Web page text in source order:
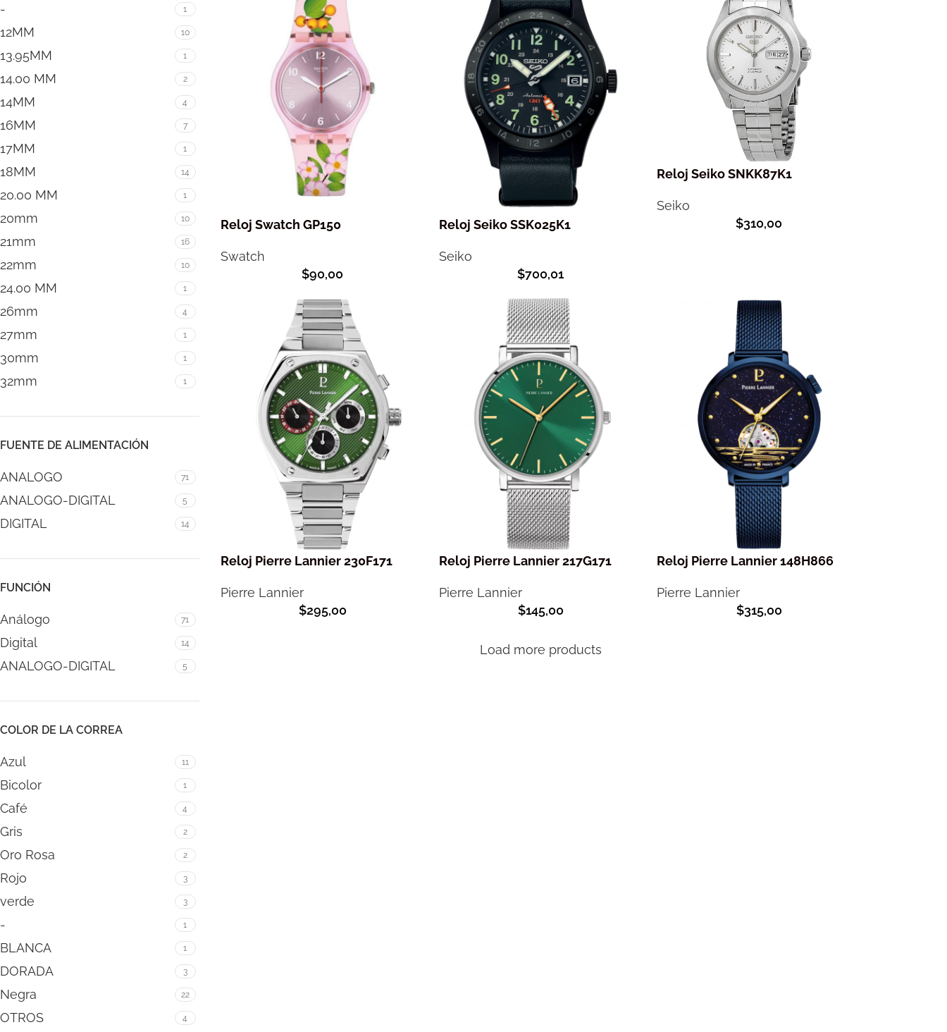
- 1
12MM 10
13.95MM 1
14.00 MM 2
14MM 4
16MM 7
17MM 1
18MM 14
20.00 MM 1
20mm 10
21mm 16
22mm 10
24.00 MM 1
26mm 4
27mm 1
30mm 1
32mm 1
FUENTE DE ALIMENTACIÓN
ANALOGO 71
ANALOGO-DIGITAL 5
DIGITAL 14
FUNCIÓN
Análogo 71
Digital 14
ANALOGO-DIGITAL 5
COLOR DE LA CORREA
Azul 11
Bicolor 1
Café 4
Gris 2
Oro Rosa 2
Rojo 3
verde 3
- 1
BLANCA 1
DORADA 3
Negra 22
OTROS 4
Reloj Swatch GP150
Swatch
$90,00
Reloj Seiko SSK025K1
Seiko
$700,01
Reloj Seiko SNKK87K1
Seiko
$310,00
Reloj Pierre Lannier 230F171
Pierre Lannier
$295,00
Reloj Pierre Lannier 217G171
Pierre Lannier
$145,00
Reloj Pierre Lannier 148H866
Pierre Lannier
$315,00
Load more products